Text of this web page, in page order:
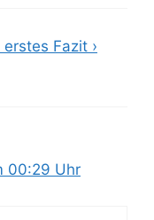
Fazit ›
00:29 Uhr